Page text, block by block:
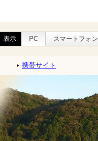
表示 PC スマートフォン
携帯サイト